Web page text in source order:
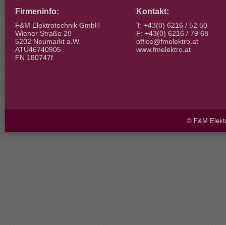
Firmeninfo:
F&M Elektrotechnik GmbH
Wiener Straße 20
5202 Neumarkt a.W.
ATU46740905
FN 180747f
Kontakt:
T: +43(0) 6216 / 52 50
F: +43(0) 6216 / 79 68
office@fmelektro.at
www.fmelektro.at
© F&M